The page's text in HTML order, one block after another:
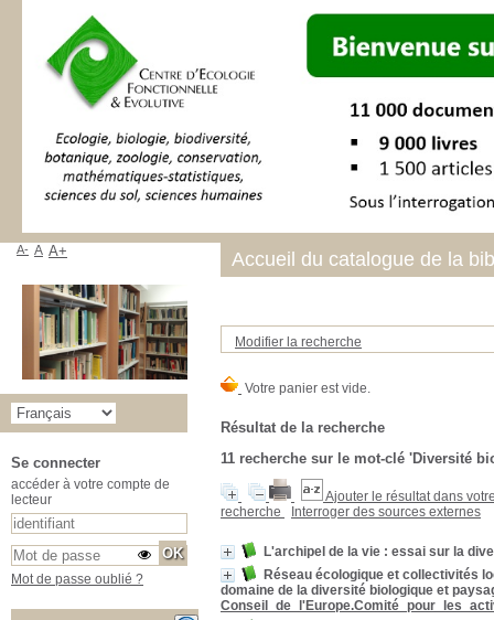
Modifier la recherche
Résultat de la recherche
11 recherche sur le mot-clé 'Diversité
Ajouter le résultat dans
recherche
Interroger des sources externes
L'archipel de la vie : essai sur la
Réseau écologique et collectivités
domaine de la diversité biologique et
Accueil du catalogue de la
A- A A+
Se connecter
accéder à votre compte de
lecteur
Mot de passe oublié ?